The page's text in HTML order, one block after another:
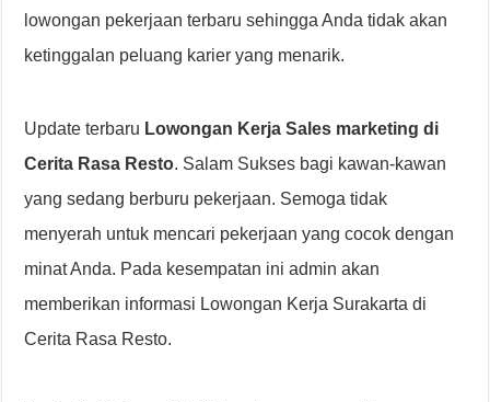
lowongan pekerjaan terbaru sehingga Anda tidak akan
ketinggalan peluang karier yang menarik.
Update terbaru Lowongan Kerja Sales marketing di
Cerita Rasa Resto. Salam Sukses bagi kawan-kawan
yang sedang berburu pekerjaan. Semoga tidak
menyerah untuk mencari pekerjaan yang cocok dengan
minat Anda. Pada kesempatan ini admin akan
memberikan informasi Lowongan Kerja Surakarta di
Cerita Rasa Resto.